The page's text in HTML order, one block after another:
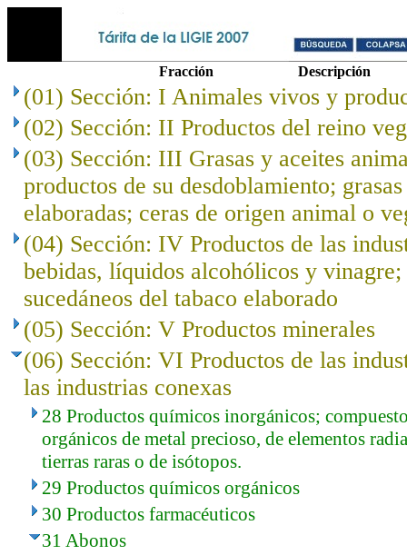
Fracción Descripción
(01) Sección: I Animales vivos y
(02) Sección: II Productos del reino
(03) Sección: III Grasas y aceites
productos de su desdoblamiento;
elaboradas; ceras de origen animal o
(04) Sección: IV Productos de las
bebidas, líquidos alcohólicos y vinagre;
sucedáneos del tabaco elaborado
(05) Sección: V Productos minerales
(06) Sección: VI Productos de las
las industrias conexas
28 Productos químicos inorgánicos;
orgánicos de metal precioso, de elementos
tierras raras o de isótopos.
29 Productos químicos orgánicos
30 Productos farmacéuticos
31 Abonos